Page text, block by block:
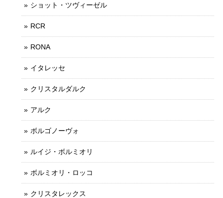
ショット・ツヴィーゼル
RCR
RONA
イタレッセ
クリスタルダルク
アルク
ボルゴノーヴォ
ルイジ・ボルミオリ
ボルミオリ・ロッコ
クリスタレックス